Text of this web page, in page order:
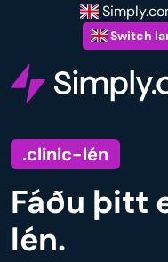
Switch
.clinic-lén
Fáðu þitt
lén.